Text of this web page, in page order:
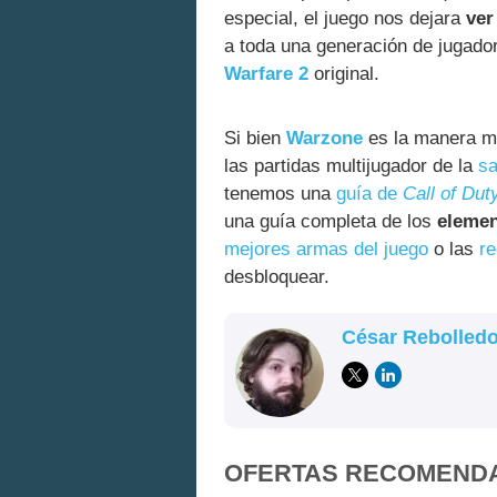
especial, el juego nos dejara
a toda una generación de
Warfare 2 original.
Si bien Warzone es la manera
las partidas multijugador de la
tenemos una guía de Call of
una guía completa de los
mejores armas del juego o las
desbloquear.
César
OFERTAS